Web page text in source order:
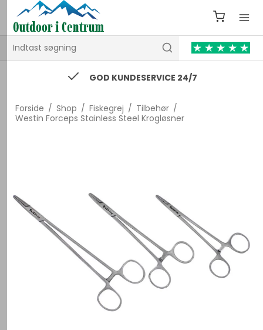
GOD KUNDESERVICE 24/7
Forside / Shop / Fiskegrej / Tilbehør /
Westin Forceps Stainless Steel Krogløsner